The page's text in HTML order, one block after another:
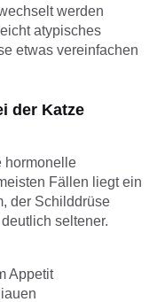
werden
atypisches
etwas vereinfachen
der Katze
hormonelle
Fällen liegt ein
der Schilddrüse
seltener.
Appetit